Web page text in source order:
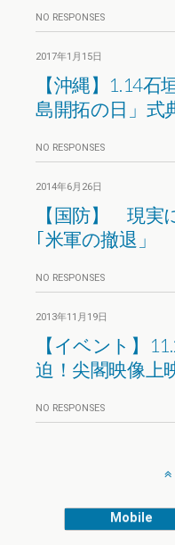
NO RESPONSES
2017年1月15日
【沖縄】1.14
島開拓の日」式
NO RESPONSES
2014年6月26日
【国防】 現実
｢米軍の撤退」
NO RESPONSES
2013年11月19日
【イベント】
迫！尖閣映像上
NO RESPONSES
Mobile